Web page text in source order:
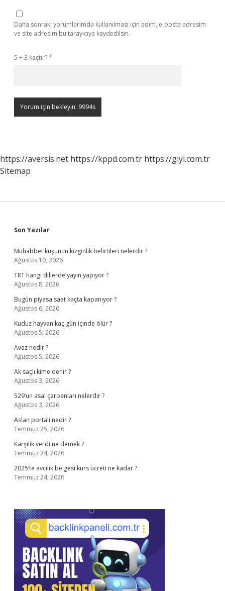
Daha sonraki yorumlarımda kullanılması için adım, e-posta adresim
ve site adresim bu tarayıcıya kaydedilsin.
5 + 3 kaçtır?*
https://aversis.net https://kppd.com.tr https://giyi.com.tr
Sitemap
Sidebar
Son Yazılar
Muhabbet kuşunun kızgınlık belirtileri nelerdir ?
Ağustos 10, 2026
TRT hangi dillerde yayın yapıyor ?
Ağustos 8, 2026
Bugün piyasa saat kaçta kapanıyor ?
Ağustos 6, 2026
Kuduz hayvan kaç gün içinde ölür ?
Ağustos 5, 2026
Avaz nedir ?
Ağustos 5, 2026
Ak saçlı kime denir ?
Ağustos 3, 2026
529’un asal çarpanları nelerdir ?
Ağustos 3, 2026
Aslan portali nedir ?
Temmuz 25, 2026
Karşılık verdi ne demek ?
Temmuz 24, 2026
2025’te avcılık belgesi kurs ücreti ne kadar ?
Temmuz 24, 2026